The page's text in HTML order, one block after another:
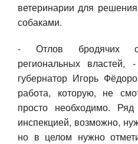
ветеринарии для
собаками.
- Отлов бродячих
региональных
губернатор Игорь
работа, которую, не
просто необходимо.
инспекцией, возможно,
но в целом нужно